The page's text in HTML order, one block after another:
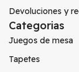
Devoluciones y
Categorias
Juegos de mesa
Tapetes